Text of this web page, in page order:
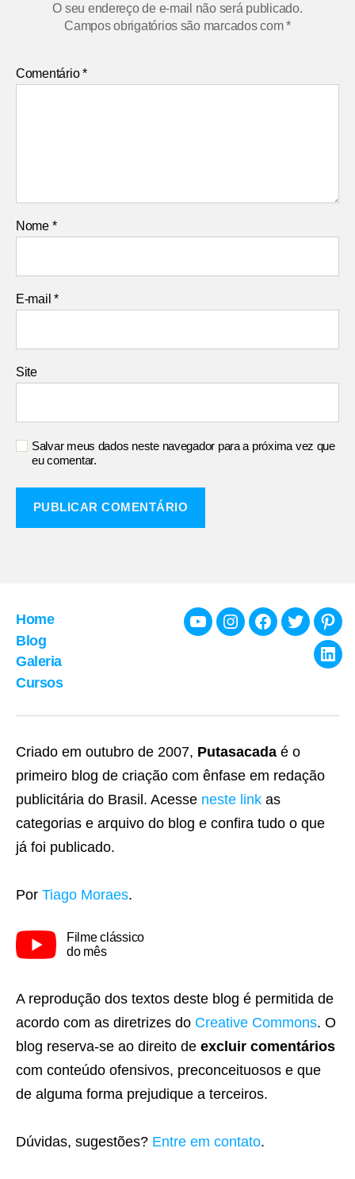
O seu endereço de e-mail não será publicado.
Campos obrigatórios são marcados com*
Comentário*
Nome *
E-mail*
Site
Salvar meus dados neste navegador para a próxima vez que
eu comentar.
Home
Blog
Galeria
Cursos
YoutubeInstagramFacebook
Twitter
Criado em outubro de 2007, Putasacada é o
primeiro blog de criação com ênfase em redação
publicitária do Brasil. Acesse neste link as
categorias e arquivo do blog e confira tudo o que
já foi publicado.
Por Tiago Moraes.
Filme clássico
do mês
A reprodução dos textos deste blog é permitida de
acordo com as diretrizes do Creative Commons. O
blog reserva-se ao direito de excluir comentários
com conteúdo ofensivos, preconceituosos e que
de alguma forma prejudique a terceiros.
Dúvidas, sugestões? Entre em contato.